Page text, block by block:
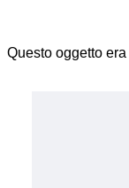
Questo oggetto